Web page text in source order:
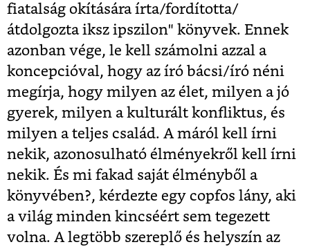
fiatalság okítására írta/fordította/
átdolgozta iksz ipszilon" könyvek. Ennek
azonban vége, le kell számolni azzal a
koncepcióval, hogy az író bácsi/író néni
megírja, hogy milyen az élet, milyen a jó
gyerek, milyen a kulturált konfliktus, és
milyen a teljes család. A máról kell írni
nekik, azonosulható élményekről kell írni
nekik. És mi fakad saját élményből a
könyvében?, kérdezte egy copfos lány, aki
a világ minden kincséért sem tegezett
volna. A legtöbb szereplő és helyszín az